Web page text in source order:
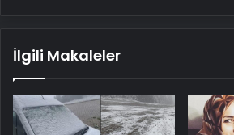
İlgili Makaleler